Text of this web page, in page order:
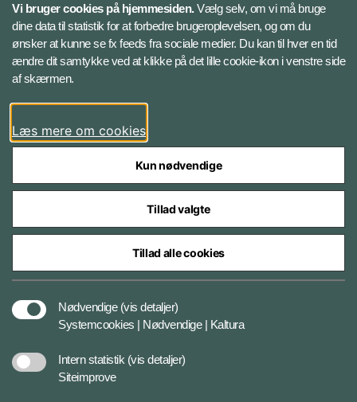
Databeskyttelse
Følg Jydske Dragonregiment
Facebook
Styrelser og myndigheder under Forsvarsministeriet
Vi bruger cookies på hjemmesiden.Vælg selv, om vi må bruge
dine data til statistik for at forbedre brugeroplevelsen, og om du
ønsker at kunne se fx feeds fra sociale medier. Du kan til hver en tid
ændre dit samtykke ved at klikke på det lille cookie-ikon i venstre side
af skærmen.
Læs mere om cookies
Kun nødvendige
Tillad valgte
Tillad alle cookies
Nødvendige (vis detaljer)
Systemcookies | Nødvendige | Kaltura
Intern statistik (vis detaljer)
Siteimprove